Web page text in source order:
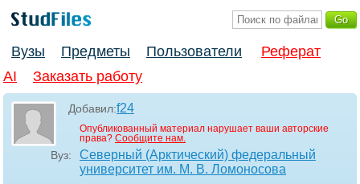
Вузы Предметы Пользователи
Реферат
AI
Заказать работу
Добавил:f24
Опубликованный материал нарушает ваши авторские
права? Сообщите нам.
Вуз:
Северный (Арктический) федеральный
университет им. М. В. Ломоносова